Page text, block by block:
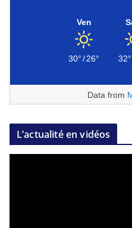
Ven
30°/26° 32°
Data from
L’actualité en vidéos